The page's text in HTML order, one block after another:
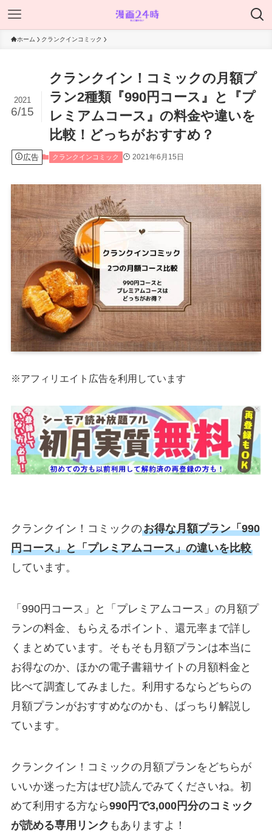
ホーム クランクインコミック
クランクイン！コミックの月額プ
ラン2種類『990円コース』と『プ
レミアムコース』の料金や違いを
比較！どっちがおすすめ？
2021
6/15
広告 クランクインコミック 2021年6月15日
※アフィリエイト広告を利用しています
クランクイン！コミックのお得な月額プラン「990
円コース」と「プレミアムコース」の違いを比較
しています。
「990円コース」と「プレミアムコース」の月額プ
ランの料金、もらえるポイント、還元率まで詳し
くまとめています。そもそも月額プランは本当に
お得なのか、ほかの電子書籍サイトの月額料金と
比べて調査してみました。利用するならどちらの
月額プランがおすすめなのかも、ばっちり解説し
ています。
クランクイン！コミックの月額プランをどちらが
いいか迷った方はぜひ読んでみてくださいね。初
めて利用する方なら990円で3,000円分のコミック
が読める専用リンク もありますよ！